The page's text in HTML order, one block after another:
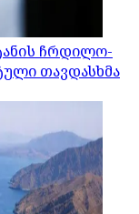
ჩრდილო-
თავდასხმა